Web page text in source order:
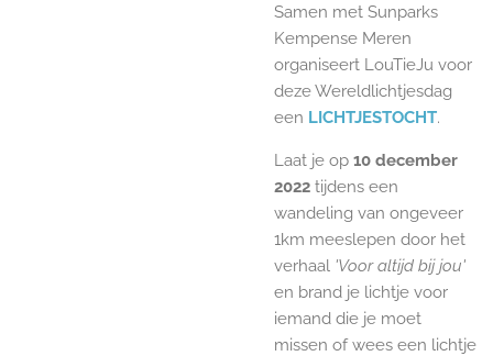
Samen met Sunparks
Kempense Meren
organiseert LouTieJu voor
deze Wereldlichtjesdag
een LICHTJESTOCHT.
Laat je op 10 december
2022 tijdens een
wandeling van ongeveer
1km meeslepen door het
verhaal 'Voor altijd bij jou'
en brand je lichtje voor
iemand die je moet
missen of wees een lichtje